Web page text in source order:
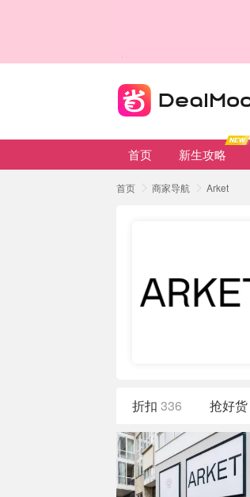
首页 新生攻略
首页 商家导航 Arket
折扣 336 抢好货